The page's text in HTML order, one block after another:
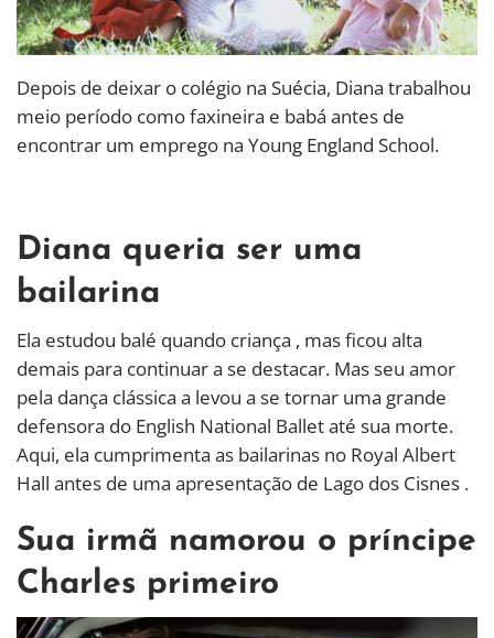
Depois de deixar o colégio na Suécia, Diana trabalhou
meio período como faxineira e babá antes de
encontrar um emprego na Young England School.
Diana queria ser uma
bailarina
Ela estudou balé quando criança , mas ficou alta
demais para continuar a se destacar. Mas seu amor
pela dança clássica a levou a se tornar uma grande
defensora do English National Ballet até sua morte.
Aqui, ela cumprimenta as bailarinas no Royal Albert
Hall antes de uma apresentação de Lago dos Cisnes .
Sua irmã namorou o príncipe
Charles primeiro